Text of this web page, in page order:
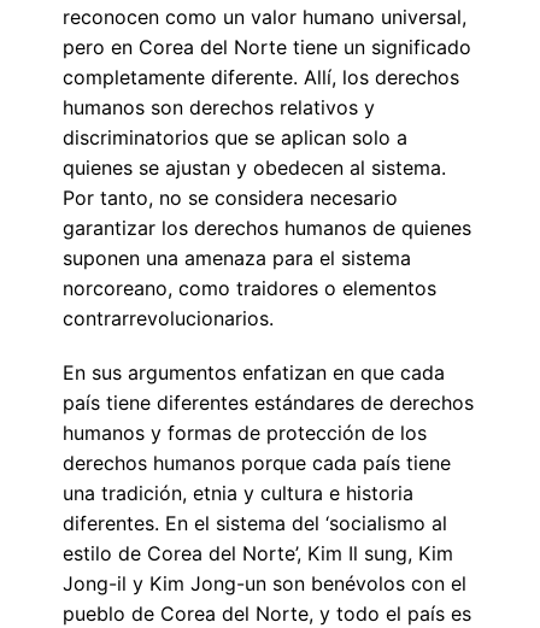
reconocen como un valor humano universal,
pero en Corea del Norte tiene un significado
completamente diferente. Allí, los derechos
humanos son derechos relativos y
discriminatorios que se aplican solo a
quienes se ajustan y obedecen al sistema.
Por tanto, no se considera necesario
garantizar los derechos humanos de quienes
suponen una amenaza para el sistema
norcoreano, como traidores o elementos
contrarrevolucionarios.
En sus argumentos enfatizan en que cada
país tiene diferentes estándares de derechos
humanos y formas de protección de los
derechos humanos porque cada país tiene
una tradición, etnia y cultura e historia
diferentes. En el sistema del ‘socialismo al
estilo de Corea del Norte’, Kim Il sung, Kim
Jong-il y Kim Jong-un son benévolos con el
pueblo de Corea del Norte, y todo el país es